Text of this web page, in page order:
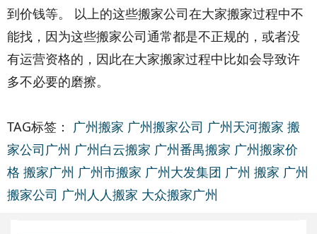
到价钱等。 以上的这些搬家公司在大家搬家过程中不
能找，因为这些搬家公司通常都是不正规的，或者没
有运营资格的，因此在大家搬家过程中比如会导致许
多不必要的磨擦。
TAG标签： 广州搬家 广州搬家公司 广州天河搬家 搬
家公司广州 广州白云搬家 广州番禺搬家 广州搬家价
格 搬家广州 广州市搬家 广州大发集团 广州 搬家 广州
搬家公司 广州人人搬家 大众搬家广州